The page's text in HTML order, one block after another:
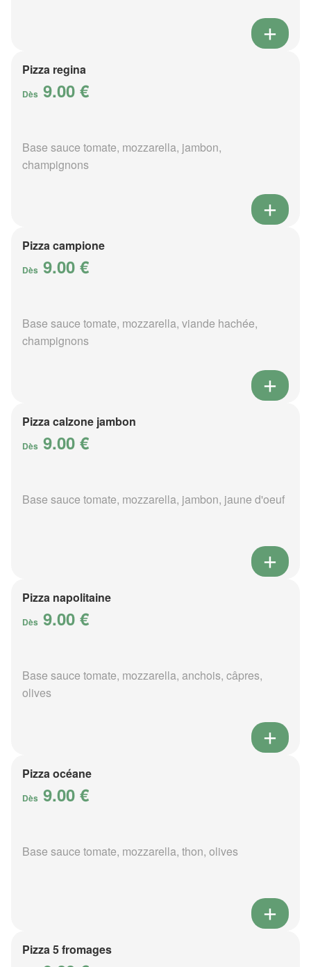
Pizza regina
Dès 9.00 €
Base sauce tomate, mozzarella, jambon,
champignons
Pizza campione
Dès 9.00 €
Base sauce tomate, mozzarella, viande hachée,
champignons
Pizza calzone jambon
Dès 9.00 €
Base sauce tomate, mozzarella, jambon, jaune d'oeuf
Pizza napolitaine
Dès 9.00 €
Base sauce tomate, mozzarella, anchois, câpres,
olives
Pizza océane
Dès 9.00 €
Base sauce tomate, mozzarella, thon, olives
Pizza 5 fromages